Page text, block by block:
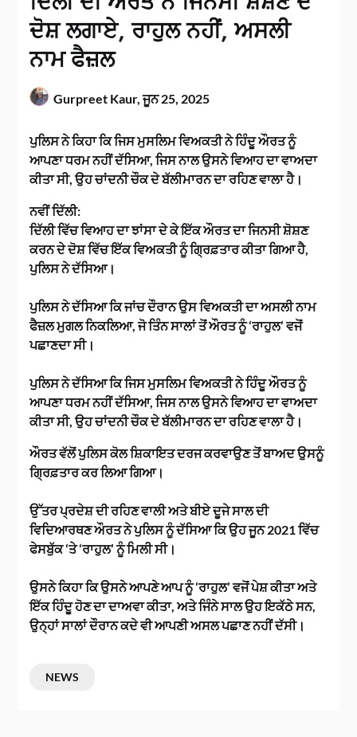
ਦੋਸ਼ ਲਗਾਏ, ਰਾਹੁਲ ਨਹੀਂ, ਅਸਲੀ
ਨਾਮ ਫੈਜ਼ਲ
Gurpreet Kaur,ਜੂਨ 25, 2025
ਪੁਲਿਸ ਨੇ ਕਿਹਾ ਕਿ ਜਿਸ ਮੁਸਲਿਮ ਵਿਅਕਤੀ ਨੇ ਹਿੰਦੂ ਔਰਤ ਨੂੰ
ਆਪਣਾ ਧਰਮ ਨਹੀਂ ਦੱਸਿਆ, ਜਿਸ ਨਾਲ ਉਸਨੇ ਵਿਆਹ ਦਾ ਵਾਅਦਾ
ਕੀਤਾ ਸੀ, ਉਹ ਚਾਂਦਨੀ ਚੌਕ ਦੇ ਬੱਲੀਮਾਰਨ ਦਾ ਰਹਿਣ ਵਾਲਾ ਹੈ।
ਨਵੀਂ ਦਿੱਲੀ:
ਦਿੱਲੀ ਵਿੱਚ ਵਿਆਹ ਦਾ ਝਾਂਸਾ ਦੇ ਕੇ ਇੱਕ ਔਰਤ ਦਾ ਜਿਨਸੀ ਸ਼ੋਸ਼ਣ
ਕਰਨ ਦੇ ਦੋਸ਼ ਵਿੱਚ ਇੱਕ ਵਿਅਕਤੀ ਨੂੰ ਗ੍ਰਿਫ਼ਤਾਰ ਕੀਤਾ ਗਿਆ ਹੈ,
ਪੁਲਿਸ ਨੇ ਦੱਸਿਆ।
ਪੁਲਿਸ ਨੇ ਦੱਸਿਆ ਕਿ ਜਾਂਚ ਦੌਰਾਨ ਉਸ ਵਿਅਕਤੀ ਦਾ ਅਸਲੀ ਨਾਮ
ਫੈਜ਼ਲ ਮੁਗਲ ਨਿਕਲਿਆ, ਜੋ ਤਿੰਨ ਸਾਲਾਂ ਤੋਂ ਔਰਤ ਨੂੰ ‘ਰਾਹੁਲ’ ਵਜੋਂ
ਪਛਾਣਦਾ ਸੀ।
ਪੁਲਿਸ ਨੇ ਦੱਸਿਆ ਕਿ ਜਿਸ ਮੁਸਲਿਮ ਵਿਅਕਤੀ ਨੇ ਹਿੰਦੂ ਔਰਤ ਨੂੰ
ਆਪਣਾ ਧਰਮ ਨਹੀਂ ਦੱਸਿਆ, ਜਿਸ ਨਾਲ ਉਸਨੇ ਵਿਆਹ ਦਾ ਵਾਅਦਾ
ਕੀਤਾ ਸੀ, ਉਹ ਚਾਂਦਨੀ ਚੌਕ ਦੇ ਬੱਲੀਮਾਰਨ ਦਾ ਰਹਿਣ ਵਾਲਾ ਹੈ।
ਔਰਤ ਵੱਲੋਂ ਪੁਲਿਸ ਕੋਲ ਸ਼ਿਕਾਇਤ ਦਰਜ ਕਰਵਾਉਣ ਤੋਂ ਬਾਅਦ ਉਸਨੂੰ
ਗ੍ਰਿਫ਼ਤਾਰ ਕਰ ਲਿਆ ਗਿਆ।
ਉੱਤਰ ਪ੍ਰਦੇਸ਼ ਦੀ ਰਹਿਣ ਵਾਲੀ ਅਤੇ ਬੀਏ ਦੂਜੇ ਸਾਲ ਦੀ
ਵਿਦਿਆਰਥਣ ਔਰਤ ਨੇ ਪੁਲਿਸ ਨੂੰ ਦੱਸਿਆ ਕਿ ਉਹ ਜੂਨ 2021 ਵਿੱਚ
ਫੇਸਬੁੱਕ ‘ਤੇ ‘ਰਾਹੁਲ’ ਨੂੰ ਮਿਲੀ ਸੀ।
ਉਸਨੇ ਕਿਹਾ ਕਿ ਉਸਨੇ ਆਪਣੇ ਆਪ ਨੂੰ ‘ਰਾਹੁਲ’ ਵਜੋਂ ਪੇਸ਼ ਕੀਤਾ ਅਤੇ
ਇੱਕ ਹਿੰਦੂ ਹੋਣ ਦਾ ਦਾਅਵਾ ਕੀਤਾ, ਅਤੇ ਜਿੰਨੇ ਸਾਲ ਉਹ ਇਕੱਠੇ ਸਨ,
ਉਨ੍ਹਾਂ ਸਾਲਾਂ ਦੌਰਾਨ ਕਦੇ ਵੀ ਆਪਣੀ ਅਸਲ ਪਛਾਣ ਨਹੀਂ ਦੱਸੀ।
NEWS